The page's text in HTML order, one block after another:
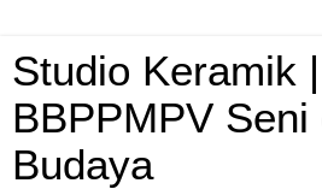
Studio Keramik |
BBPPMPV Seni
Budaya